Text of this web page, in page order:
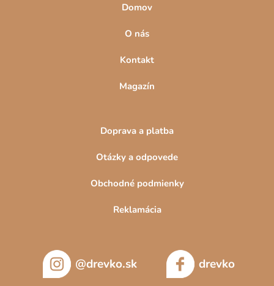
Domov
O nás
Kontakt
Magazín
Doprava a platba
Otázky a odpovede
Obchodné podmienky
Reklamácia
@drevko.sk drevko